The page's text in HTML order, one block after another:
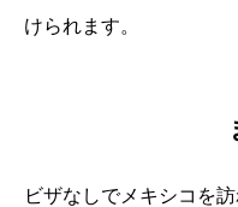
けられます。
ビザなしでメキシコを